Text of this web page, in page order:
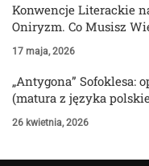
Konwencje Literackie
Oniryzm. Co Musisz
17 maja, 2026
„Antygona” Sofoklesa:
(matura z języka
26 kwietnia, 2026